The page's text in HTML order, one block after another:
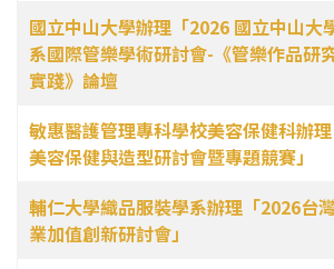
國立中山大學辦理「2026 國立中山大
系國際管樂學術研討會-《管樂作品研
實踐》論壇
敏惠醫護管理專科學校美容保健科辦
美容保健與造型研討會暨專題競賽」
輔仁大學織品服裝學系辦理「2026台
業加值創新研討會」